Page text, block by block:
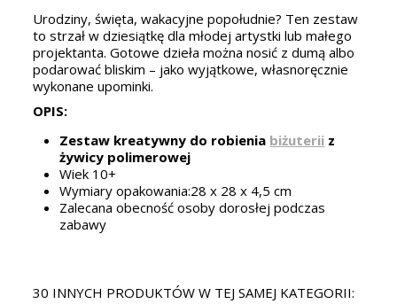
Urodziny, święta, wakacyjne popołudnie? Ten zestaw
to strzał w dziesiątkę dla młodej artystki lub małego
projektanta. Gotowe dzieła można nosić z dumą albo
podarować bliskim – jako wyjątkowe, własnoręcznie
wykonane upominki.
OPIS:
Zestaw kreatywny do robienia biżuterii z
żywicy polimerowej
Wiek 10+
Wymiary opakowania:28 x 28 x 4,5 cm
Zalecana obecność osoby dorosłej podczas
zabawy
30 INNYCH PRODUKTÓW W TEJ SAMEJ KATEGORII: